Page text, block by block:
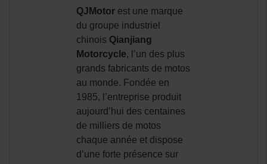
QJMotorest une marque
du groupe industriel
chinois Qianjiang
Motorcycle, l’un des plus
grands fabricants de motos
au monde. Fondée en
1985, l’entreprise produit
aujourd’hui des centaines
de milliers de motos
chaque année et dispose
d’une forte présence sur